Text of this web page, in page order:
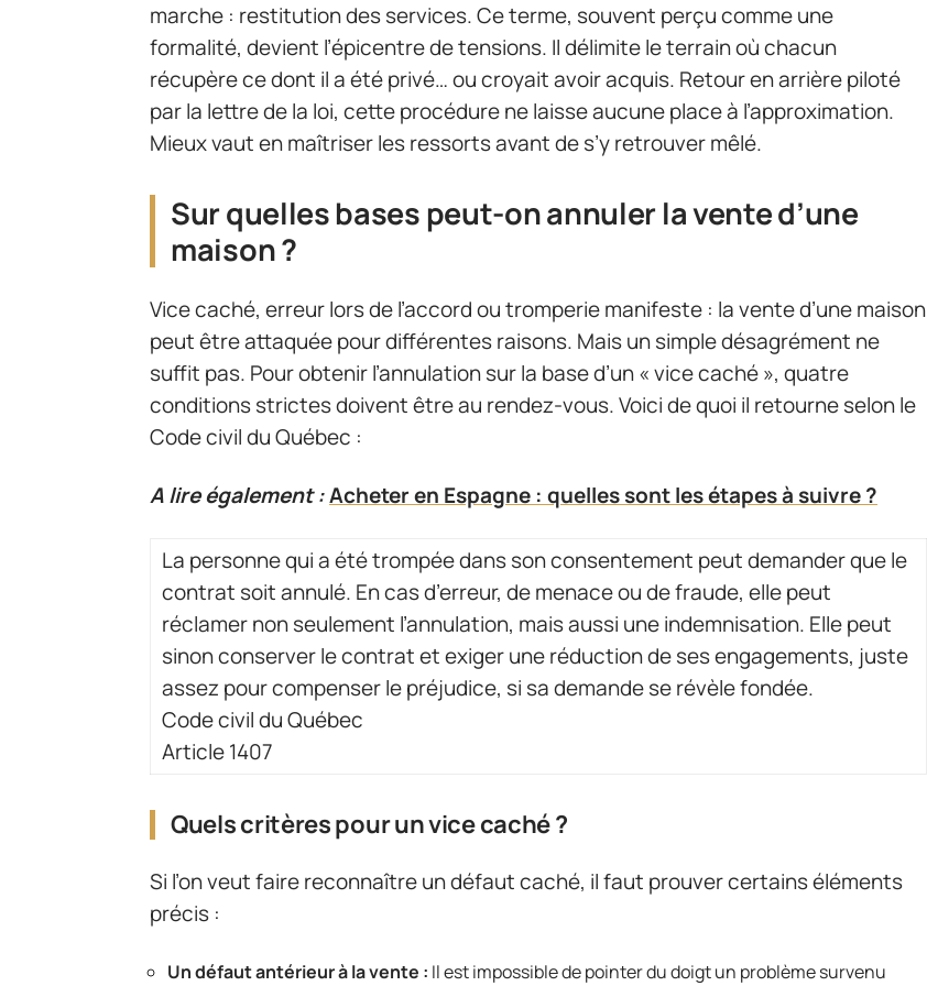
marche : restitution des services. Ce terme, souvent perçu comme une
formalité, devient l’épicentre de tensions. Il délimite le terrain où chacun
récupère ce dont il a été privé… ou croyait avoir acquis. Retour en arrière piloté
par la lettre de la loi, cette procédure ne laisse aucune place à l’approximation.
Mieux vaut en maîtriser les ressorts avant de s’y retrouver mêlé.
Sur quelles bases peut-on annuler la vente d’une
maison ?
Vice caché, erreur lors de l’accord ou tromperie manifeste : la vente d’une maison
peut être attaquée pour différentes raisons. Mais un simple désagrément ne
suffit pas. Pour obtenir l’annulation sur la base d’un « vice caché », quatre
conditions strictes doivent être au rendez-vous. Voici de quoi il retourne selon le
Code civil du Québec :
A lire également :Acheter en Espagne : quelles sont les étapes à suivre ?
La personne qui a été trompée dans son consentement peut demander que le
contrat soit annulé. En cas d’erreur, de menace ou de fraude, elle peut
réclamer non seulement l’annulation, mais aussi une indemnisation. Elle peut
sinon conserver le contrat et exiger une réduction de ses engagements, juste
assez pour compenser le préjudice, si sa demande se révèle fondée.
Code civil du Québec
Article 1407
Quels critères pour un vice caché ?
Si l’on veut faire reconnaître un défaut caché, il faut prouver certains éléments
précis :
Un défaut antérieur à la vente : Il est impossible de pointer du doigt un problème survenu